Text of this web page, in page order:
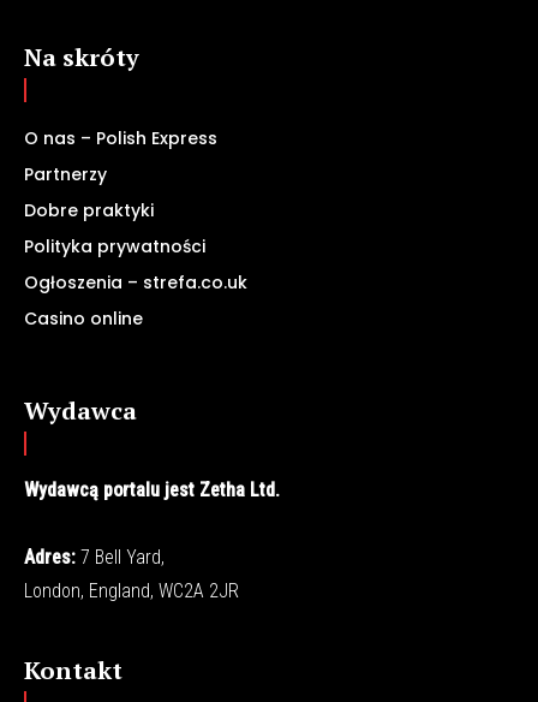
Na skróty
O nas – Polish Express
Partnerzy
Dobre praktyki
Polityka prywatności
Ogłoszenia – strefa.co.uk
Casino online
Wydawca
Wydawcą portalu jest Zetha Ltd.
Adres: 7 Bell Yard,
London, England, WC2A 2JR
Kontakt